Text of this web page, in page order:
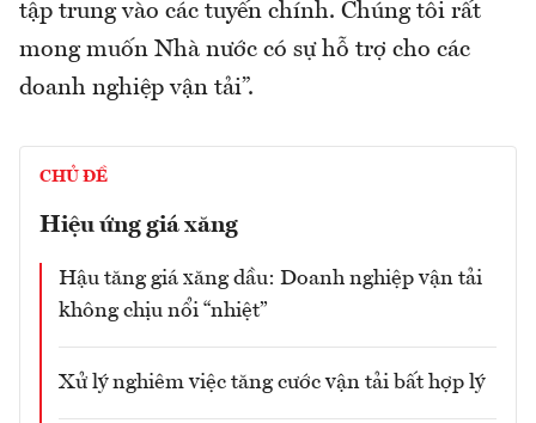
tập trung vào các tuyến chính. Chúng tôi rất
mong muốn Nhà nước có sự hỗ trợ cho các
doanh nghiệp vận tải”.
CHỦ ĐỀ
Hiệu ứng giá xăng
Hậu tăng giá xăng dầu: Doanh nghiệp vận tải
không chịu nổi “nhiệt”
Xử lý nghiêm việc tăng cước vận tải bất hợp lý